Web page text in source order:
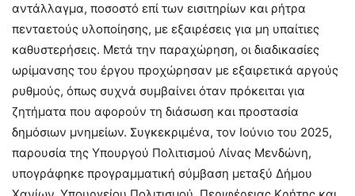
αντάλλαγμα, ποσοστό επί των εισιτηρίων και ρήτρα
πενταετούς υλοποίησης, με εξαιρέσεις για μη υπαίτιες
καθυστερήσεις. Μετά την παραχώρηση, οι διαδικασίες
ωρίμανσης του έργου προχώρησαν με εξαιρετικά αργούς
ρυθμούς, όπως συχνά συμβαίνει όταν πρόκειται για
ζητήματα που αφορούν τη διάσωση και προστασία
δημόσιων μνημείων. Συγκεκριμένα, τον Ιούνιο του 2025,
παρουσία της Υπουργού Πολιτισμού Λίνας Μενδώνη,
υπογράφηκε προγραμματική σύμβαση μεταξύ Δήμου